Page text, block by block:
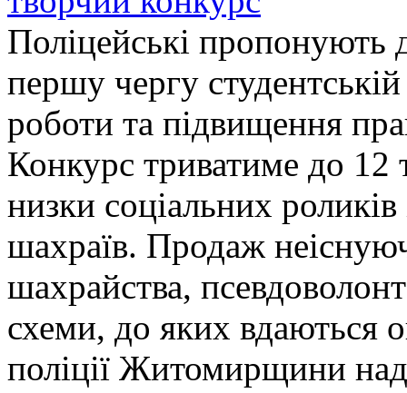
Поліцейські пропонують
першу чергу
роботи та підвищення
Конкурс триватиме до 12
низки соціальних
шахраїв. Продаж
шахрайства,
схеми, до яких
поліції Житомирщини